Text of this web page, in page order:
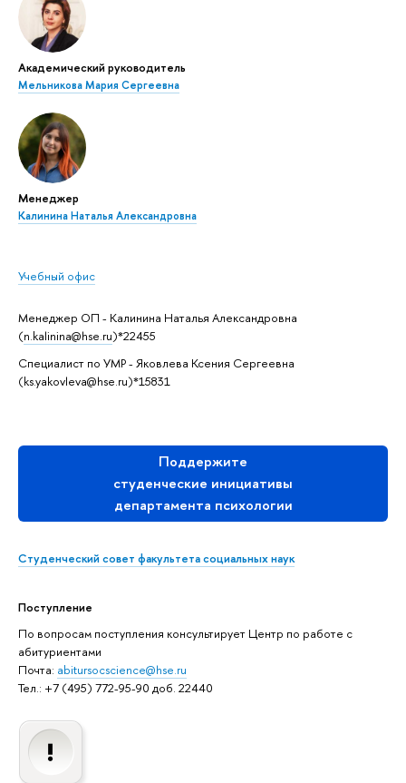
Академический руководитель
Мельникова Мария Сергеевна
Менеджер
Калинина Наталья Александровна
Учебный офис
Менеджер ОП - Калинина Наталья Александровна
(n.kalinina@hse.ru)*22455
Специалист по УМР - Яковлева Ксения Сергеевна
(ks.yakovleva@hse.ru)*15831
Поддержите
студенческие инициативы
департамента психологии
Студенческий совет факультета социальных наук
Поступление
По вопросам поступления консультирует Центр по работе с
абитуриентами
Почта: abitursocscience@hse.ru
Тел.: +7 (495) 772-95-90 доб. 22440